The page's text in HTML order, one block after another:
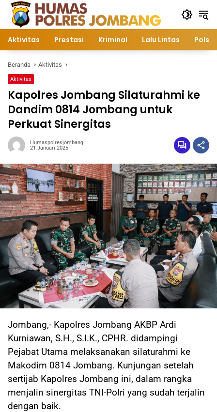
Langsung
konten
Aktivitas Prestasi Kriminal Lalu Lintas
Beranda Aktivitas
Aktivitas
Kapolres Jombang Silaturahmi ke
Dandim 0814 Jombang untuk
Perkuat Sinergitas
Humaspolresjombang
21 Januari 2025
Jombang,- Kapolres Jombang AKBP Ardi
Kurniawan, S.H., S.I.K., CPHR. didampingi
Pejabat Utama melaksanakan silaturahmi ke
Makodim 0814 Jombang. Kunjungan setelah
sertijab Kapolres Jombang ini, dalam rangka
menjalin sinergitas TNI-Polri yang sudah terjalin
dengan baik.